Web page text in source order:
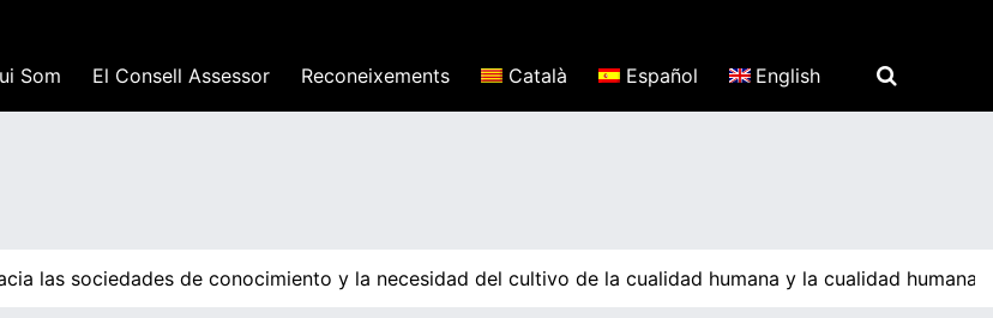
Som El Consell Assessor Reconeixements Català Español English
las sociedades de conocimiento y la necesidad del cultivo de la cualidad humana y la cualidad